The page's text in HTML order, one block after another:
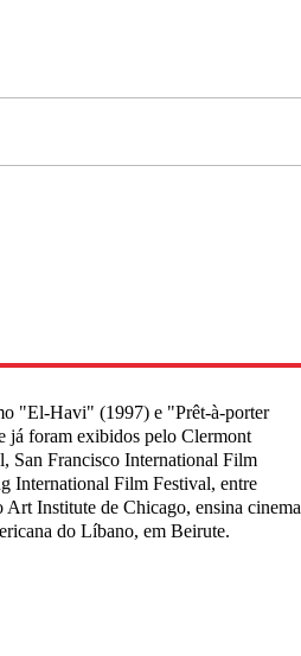
"El-Havi" (1997) e "Prêt-à-porter
já foram exibidos pelo Clermont
San Francisco International Film
International Film Festival, entre
Art Institute de Chicago, ensina cinema
do Líbano, em Beirute.